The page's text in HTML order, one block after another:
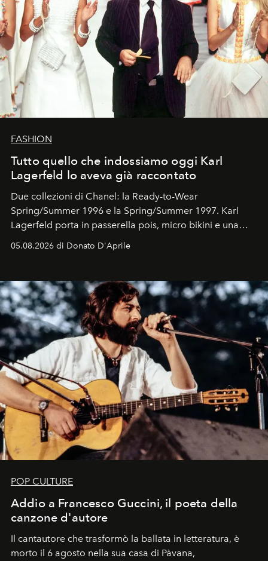
FASHION
Tutto quello che indossiamo oggi Karl
Lagerfeld lo aveva già raccontato
Due collezioni di Chanel: la Ready-to-Wear
Spring/Summer 1996 e la Spring/Summer 1997. Karl
Lagerfeld porta in passerella pois, micro bikini e una
logomania pensata per la spiaggia
Kate, Claudia e Carla una dietro l'altra. Trent'anni dopo,
uno dei documenti più contemporanei che abbiamo.
05.08.2026 di Donato D'Aprile
POP CULTURE
Addio a Francesco Guccini, il poeta della
canzone d'autore
Il cantautore che trasformò la ballata in letteratura, è
morto il 6 agosto nella sua casa di Pàvana,